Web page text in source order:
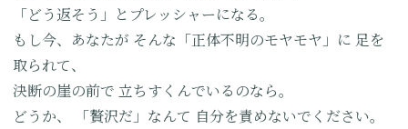
「どう返そう」とプレッシャーになる。
もし今、あなたが そんな「正体不明のモヤモヤ」に 足を
取られて、
決断の崖の前で 立ちすくんでいるのなら。
どうか、
「贅沢だ」なんて 自分を責めないでください。